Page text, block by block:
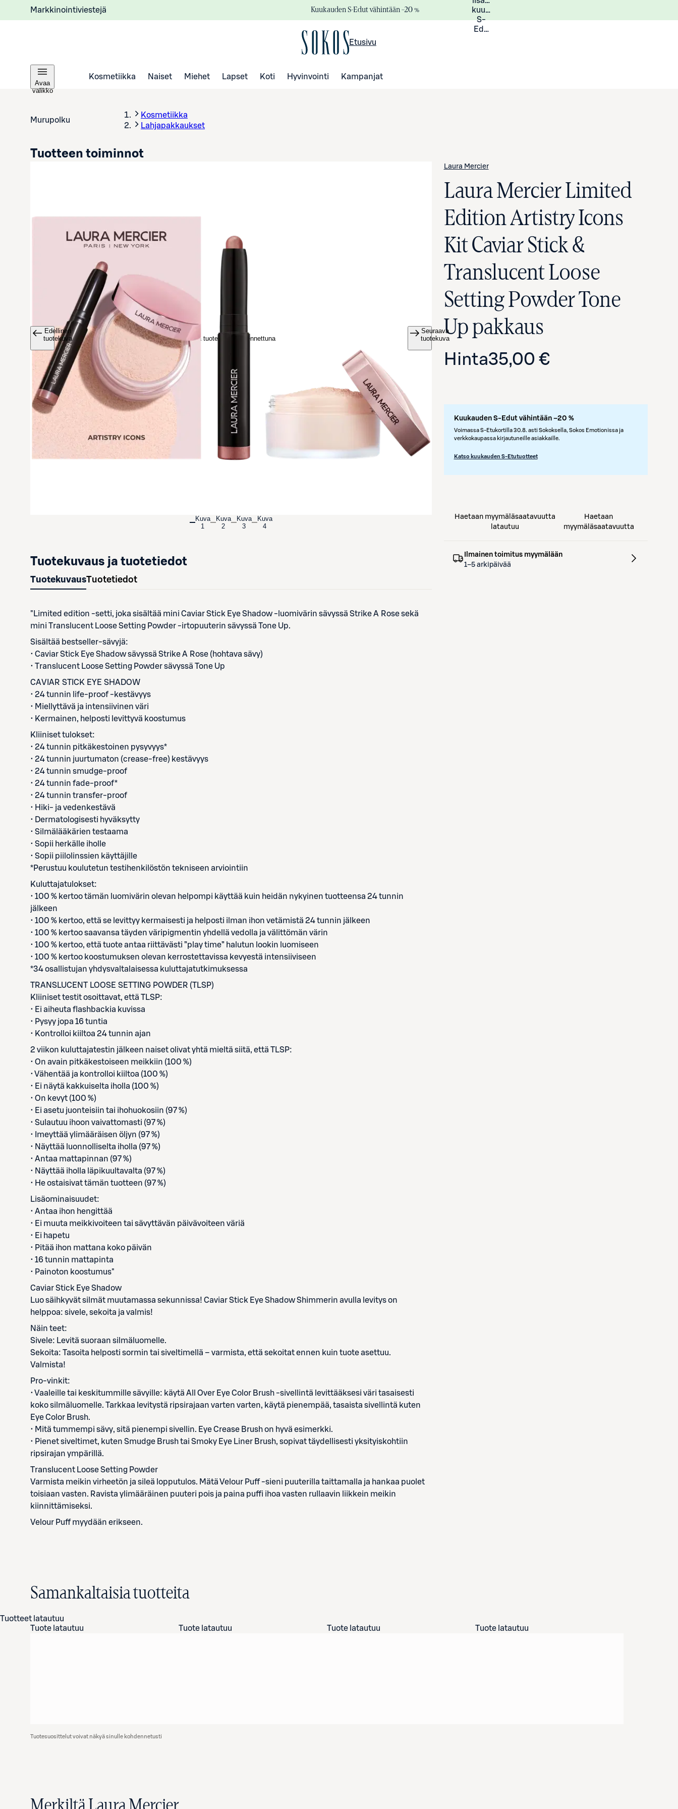
Markkinointiviestejä Kuukauden S-Edut vähintään –20 %
kuukauden
S-
Eduista
Etusivu
Avaa
valikko
Kosmetiikka Naiset Miehet Lapset Koti Hyvinvointi Kampanjat
Murupolku
Kosmetiikka
Lahjapakkaukset
Avaa tuotekuva suurennettuna
Edellinen
tuotekuva
Seuraava
tuotekuva
Kuva
1
Kuva
2
Kuva
3
Kuva
4
Laura Mercier
Laura Mercier Limited
Edition Artistry Icons
Kit Caviar Stick &
Translucent Loose
Setting Powder Tone
Up pakkaus
Hinta35,00 €
Kuukauden S-Edut vähintään –20 %
Voimassa S-Etukortilla 30.8. asti Sokoksella, Sokos Emotionissa ja
verkkokaupassa kirjautuneille asiakkaille.
Katso kuukauden S-Etutuotteet
Tuotteen toiminnot
Haetaan myymäläsaatavuutta
latautuu
Haetaan
myymäläsaatavuutta
Ilmainen toimitus myymälään
1–5 arkipäivää
Tuotekuvaus ja tuotetiedot
TuotekuvausTuotetiedot
"Limited edition -setti, joka sisältää mini Caviar Stick Eye Shadow -luomivärin sävyssä Strike A Rose sekä
mini Translucent Loose Setting Powder -irtopuuterin sävyssä Tone Up.
Sisältää bestseller-sävyjä:
• Caviar Stick Eye Shadow sävyssä Strike A Rose (hohtava sävy)
• Translucent Loose Setting Powder sävyssä Tone Up
CAVIAR STICK EYE SHADOW
• 24 tunnin life-proof -kestävyys
• Miellyttävä ja intensiivinen väri
• Kermainen, helposti levittyvä koostumus
Kliiniset tulokset:
• 24 tunnin pitkäkestoinen pysyvyys*
• 24 tunnin juurtumaton (crease-free) kestävyys
• 24 tunnin smudge-proof
• 24 tunnin fade-proof*
• 24 tunnin transfer-proof
• Hiki- ja vedenkestävä
• Dermatologisesti hyväksytty
• Silmälääkärien testaama
• Sopii herkälle iholle
• Sopii piilolinssien käyttäjille
*Perustuu koulutetun testihenkilöstön tekniseen arviointiin
Kuluttajatulokset:
• 100 % kertoo tämän luomivärin olevan helpompi käyttää kuin heidän nykyinen tuotteensa 24 tunnin
jälkeen
• 100 % kertoo, että se levittyy kermaisesti ja helposti ilman ihon vetämistä 24 tunnin jälkeen
• 100 % kertoo saavansa täyden väripigmentin yhdellä vedolla ja välittömän värin
• 100 % kertoo, että tuote antaa riittävästi ”play time” halutun lookin luomiseen
• 100 % kertoo koostumuksen olevan kerrostettavissa kevyestä intensiiviseen
*34 osallistujan yhdysvaltalaisessa kuluttajatutkimuksessa
TRANSLUCENT LOOSE SETTING POWDER (TLSP)
Kliiniset testit osoittavat, että TLSP:
• Ei aiheuta flashbackia kuvissa
• Pysyy jopa 16 tuntia
• Kontrolloi kiiltoa 24 tunnin ajan
2 viikon kuluttajatestin jälkeen naiset olivat yhtä mieltä siitä, että TLSP:
• On avain pitkäkestoiseen meikkiin (100 %)
• Vähentää ja kontrolloi kiiltoa (100 %)
• Ei näytä kakkuiselta iholla (100 %)
• On kevyt (100 %)
• Ei asetu juonteisiin tai ihohuokosiin (97 %)
• Sulautuu ihoon vaivattomasti (97 %)
• Imeyttää ylimääräisen öljyn (97 %)
• Näyttää luonnolliselta iholla (97 %)
• Antaa mattapinnan (97 %)
• Näyttää iholla läpikuultavalta (97 %)
• He ostaisivat tämän tuotteen (97 %)
Lisäominaisuudet:
• Antaa ihon hengittää
• Ei muuta meikkivoiteen tai sävyttävän päivävoiteen väriä
• Ei hapetu
• Pitää ihon mattana koko päivän
• 16 tunnin mattapinta
• Painoton koostumus"
Caviar Stick Eye Shadow
Luo säihkyvät silmät muutamassa sekunnissa! Caviar Stick Eye Shadow Shimmerin avulla levitys on
helppoa: sivele, sekoita ja valmis!
Näin teet:
Sivele: Levitä suoraan silmäluomelle.
Sekoita: Tasoita helposti sormin tai siveltimellä – varmista, että sekoitat ennen kuin tuote asettuu.
Valmista!
Pro-vinkit:
• Vaaleille tai keskitummille sävyille: käytä All Over Eye Color Brush -sivellintä levittääksesi väri tasaisesti
koko silmäluomelle. Tarkkaa levitystä ripsirajaan varten varten, käytä pienempää, tasaista sivellintä kuten
Eye Color Brush.
• Mitä tummempi sävy, sitä pienempi sivellin. Eye Crease Brush on hyvä esimerkki.
• Pienet siveltimet, kuten Smudge Brush tai Smoky Eye Liner Brush, sopivat täydellisesti yksityiskohtiin
ripsirajan ympärillä.
Translucent Loose Setting Powder
Varmista meikin virheetön ja sileä lopputulos. Mätä Velour Puff -sieni puuterilla taittamalla ja hankaa puolet
toisiaan vasten. Ravista ylimääräinen puuteri pois ja paina puffi ihoa vasten rullaavin liikkein meikin
kiinnittämiseksi.
Velour Puff myydään erikseen.
Samankaltaisia tuotteita
Tuotteet latautuu
Tuote latautuu
Tuote latautuu Tuote latautuu Tuote latautuu
Tuotesuosittelut voivat näkyä sinulle kohdennetusti